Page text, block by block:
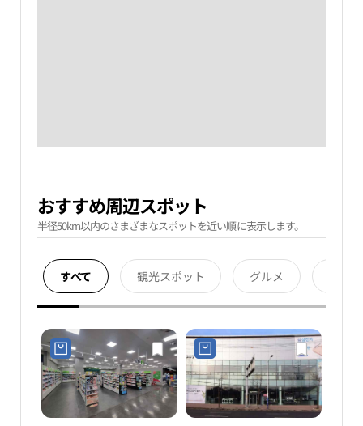
おすすめ周辺スポット
半径50km以内のさまざまなスポットを近い順に表示します。
すべて 観光スポット グルメ